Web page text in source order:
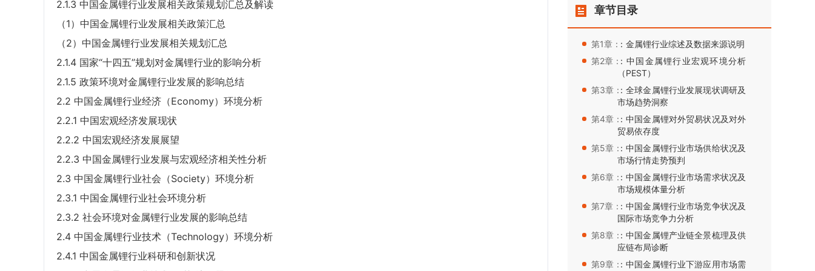
2.1.3 中国金属锂行业发展相关政策规划汇总及解读
（1）中国金属锂行业发展相关政策汇总
（2）中国金属锂行业发展相关规划汇总
2.1.4 国家“十四五”规划对金属锂行业的影响分析
2.1.5 政策环境对金属锂行业发展的影响总结
2.2 中国金属锂行业经济（Economy）环境分析
2.2.1 中国宏观经济发展现状
2.2.2 中国宏观经济发展展望
2.2.3 中国金属锂行业发展与宏观经济相关性分析
2.3 中国金属锂行业社会（Society）环境分析
2.3.1 中国金属锂行业社会环境分析
2.3.2 社会环境对金属锂行业发展的影响总结
2.4 中国金属锂行业技术（Technology）环境分析
2.4.1 中国金属锂行业科研和创新状况
章节目录
第1章： ：金属锂行业综述及数据来源说明
第2章：：中国金属锂行业宏观环境分析
（PEST）
第3章：：全球金属锂行业发展现状调研及
市场趋势洞察
第4章：：中国金属锂对外贸易状况及对外
贸易依存度
第5章：：中国金属锂行业市场供给状况及
市场行情走势预判
第6章：：中国金属锂行业市场需求状况及
市场规模体量分析
第7章：：中国金属锂行业市场竞争状况及
国际市场竞争力分析
第8章：：中国金属锂产业链全景梳理及供
应链布局诊断
第9章：：中国金属锂行业下游应用市场需